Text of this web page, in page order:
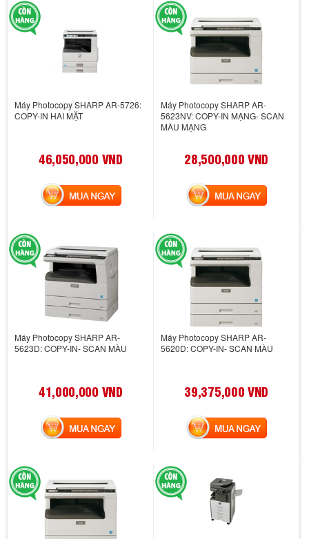
Máy Photocopy SHARP AR-5726:
COPY-IN HAI MẶT
46,050,000 VND
MUA NGAY
Máy Photocopy SHARP AR-
5623NV: COPY-IN MẠNG- SCAN
MÀU MẠNG
28,500,000 VND
MUA NGAY
Máy Photocopy SHARP AR-
5623D: COPY-IN- SCAN MÀU
41,000,000 VND
MUA NGAY
Máy Photocopy SHARP AR-
5620D: COPY-IN- SCAN MÀU
39,375,000 VND
MUA NGAY